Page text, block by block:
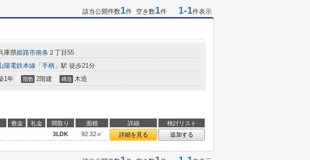
該当公開件数1件 空き数1件 1-1件表示
庫県姫路市南条 ２丁目55
陽電鉄本線 「 手柄 」駅 徒歩21分
1年 階数 2階建 構造 木造
敷金 礼金 間取り 面積 詳細
検討リスト
3LDK 92.32㎡ 詳細を見る 追加する